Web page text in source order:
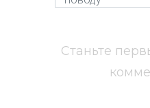
Станьте